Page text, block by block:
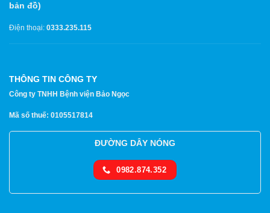
bản đồ)
Điện thoại: 0333.235.115
THÔNG TIN CÔNG TY
Công ty TNHH Bệnh viện Bảo Ngọc
Mã số thuế: 0105517814
ĐƯỜNG DÂY NÓNG
0982.874.352